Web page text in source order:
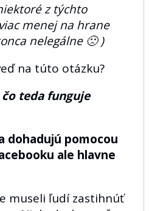
z týchto
menej na hrane
nelegálne 🙁 )
na túto otázku?
čo teda funguje
dohadujú pomocou
ale hlavne
museli ľudí zastihnúť